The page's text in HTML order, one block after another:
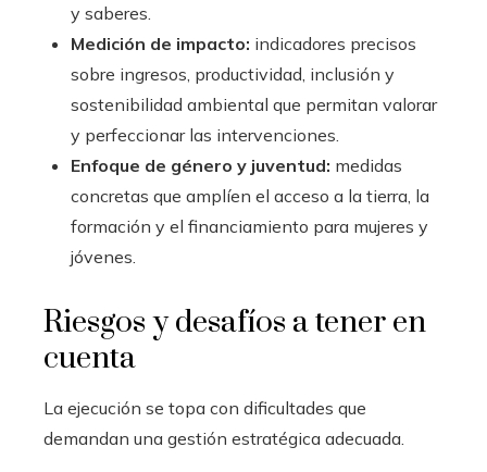
y saberes.
Medición de impacto: indicadores precisos
sobre ingresos, productividad, inclusión y
sostenibilidad ambiental que permitan valorar
y perfeccionar las intervenciones.
Enfoque de género y juventud: medidas
concretas que amplíen el acceso a la tierra, la
formación y el financiamiento para mujeres y
jóvenes.
Riesgos y desafíos a tener en
cuenta
La ejecución se topa con dificultades que
demandan una gestión estratégica adecuada.